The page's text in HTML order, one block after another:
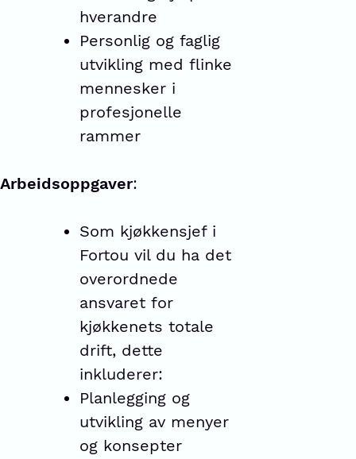
hverandre
Personlig og faglig
utvikling med flinke
mennesker i
profesjonelle
rammer
Arbeidsoppgaver:
Som kjøkkensjef i
Fortou vil du ha det
overordnede
ansvaret for
kjøkkenets totale
drift, dette
inkluderer:
Planlegging og
utvikling av menyer
og konsepter